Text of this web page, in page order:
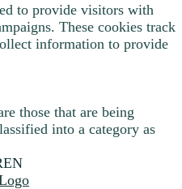
to provide visitors with
These cookies track
information to provide
those that are being
into a category as